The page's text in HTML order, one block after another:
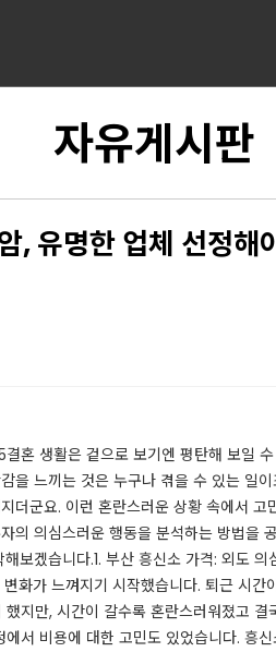
자유게시판
, 유명한 업체 선정해
혼 생활은 겉으로 보기엔 평탄해 보일
을 느끼는 것은 누구나 겪을 수 있는 일
더군요. 이런 혼란스러운 상황 속에서
의 의심스러운 행동을 분석하는 방법을
보겠습니다.​​​1. 부산 흥신소 가격: 외도
화가 느껴지기 시작했습니다. 퇴근 시
지만, 시간이 갈수록 혼란스러워졌고
서 비용에 대한 고민도 있었습니다. 흥